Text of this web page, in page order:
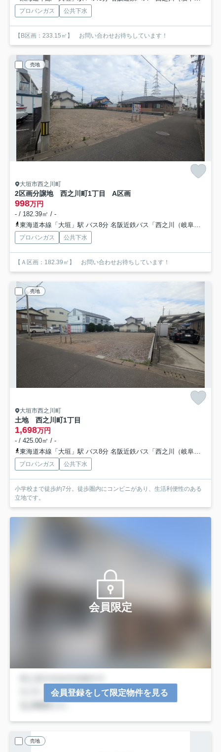
プロパンガス 公共下水
【B区画：233.15㎡】 お問い合わせお待ちしています！
売地
大垣市西之川町
2区画分譲地 西之川町1丁目 A区画
998万円
- / 182.39㎡ / -
東海道本線「大垣」駅 バス8分 名阪近鉄バス「西之川（岐阜県）」 停歩3分
プロパンガス 公共下水
【Ａ区画：182.39㎡】 お問い合わせお待ちしています！
売地
大垣市西之川町
土地 西之川町1丁目
1,698万円
- / 425.00㎡ / -
東海道本線「大垣」駅 バス8分 名阪近鉄バス「西之川（岐阜県）」 停歩3分
プロパンガス 公共下水
小学校まで徒歩約7分。徒歩圏内にコンビニがあり、生活利便性のある
立地です。
会員限定
会員登録をして限定物件を見る
売地